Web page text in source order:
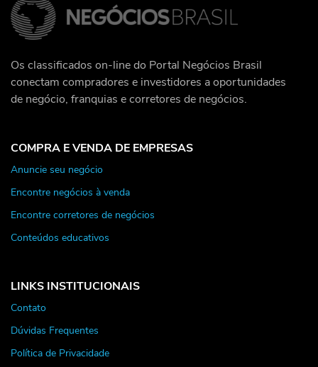
Os classificados on-line do Portal Negócios Brasil
conectam compradores e investidores a oportunidades
de negócio, franquias e corretores de negócios.
COMPRA E VENDA DE EMPRESAS
Anuncie seu negócio
Encontre negócios à venda
Encontre corretores de negócios
Conteúdos educativos
LINKS INSTITUCIONAIS
Contato
Dúvidas Frequentes
Política de Privacidade